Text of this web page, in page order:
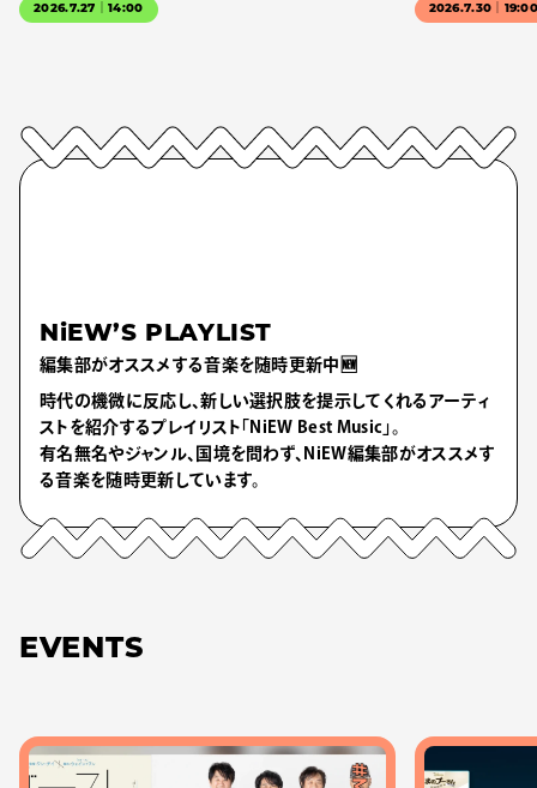
2026.7.27｜14:00 2026.7.30｜
NiEW’S PLAYLIST
編集部がオススメする音楽を随時更新中🆕
時代の機微に反応し、新しい選択肢を提示してくれるアーティ
ストを紹介するプレイリスト「NiEW Best Music」。
有名無名やジャンル、国境を問わず、NiEW編集部がオススメす
る音楽を随時更新しています。
EVENTS